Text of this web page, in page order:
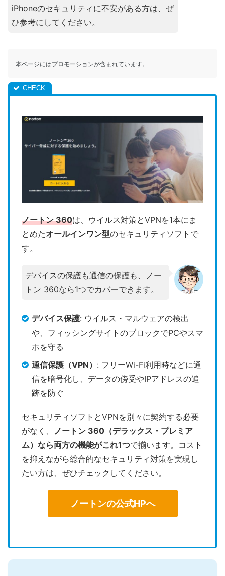
iPhoneのセキュリティに不安がある方は、ぜ
ひ参考にしてください。
本ページにはプロモーションが含まれています。
ノートン 360は、ウイルス対策とVPNを1本にま
とめたオールインワン型のセキュリティソフトで
す。
デバイスの保護も通信の保護も、ノー
トン 360なら1つでカバーできます。
デバイス保護: ウイルス・マルウェアの検出
や、フィッシングサイトのブロックでPCやスマ
ホを守る
通信保護（VPN） : フリーWi-Fi利用時などに通
信を暗号化し、データの傍受やIPアドレスの追
跡を防ぐ
セキュリティソフトとVPNを別々に契約する必要
がなく、
ノートン 360（デラックス・プレミア
ム）なら両方の機能がこれ1つで揃います。コスト
を抑えながら総合的なセキュリティ対策を実現し
たい方は、ぜひチェックしてください。
ノートンの公式HPへ